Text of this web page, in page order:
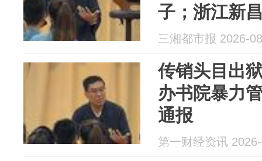
子；浙江新
将对如是书
三湘都市报 2026-
传销头目出
办书院暴力
通报
第一财经资讯